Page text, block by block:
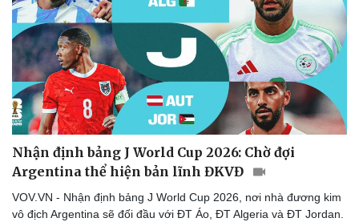
Nhận định bảng J World Cup 2026: Chờ đợi
Argentina thể hiện bản lĩnh ĐKVĐ
VOV.VN - Nhận định bảng J World Cup 2026, nơi nhà đương kim
vô địch Argentina sẽ đối đầu với ĐT Áo, ĐT Algeria và ĐT Jordan.